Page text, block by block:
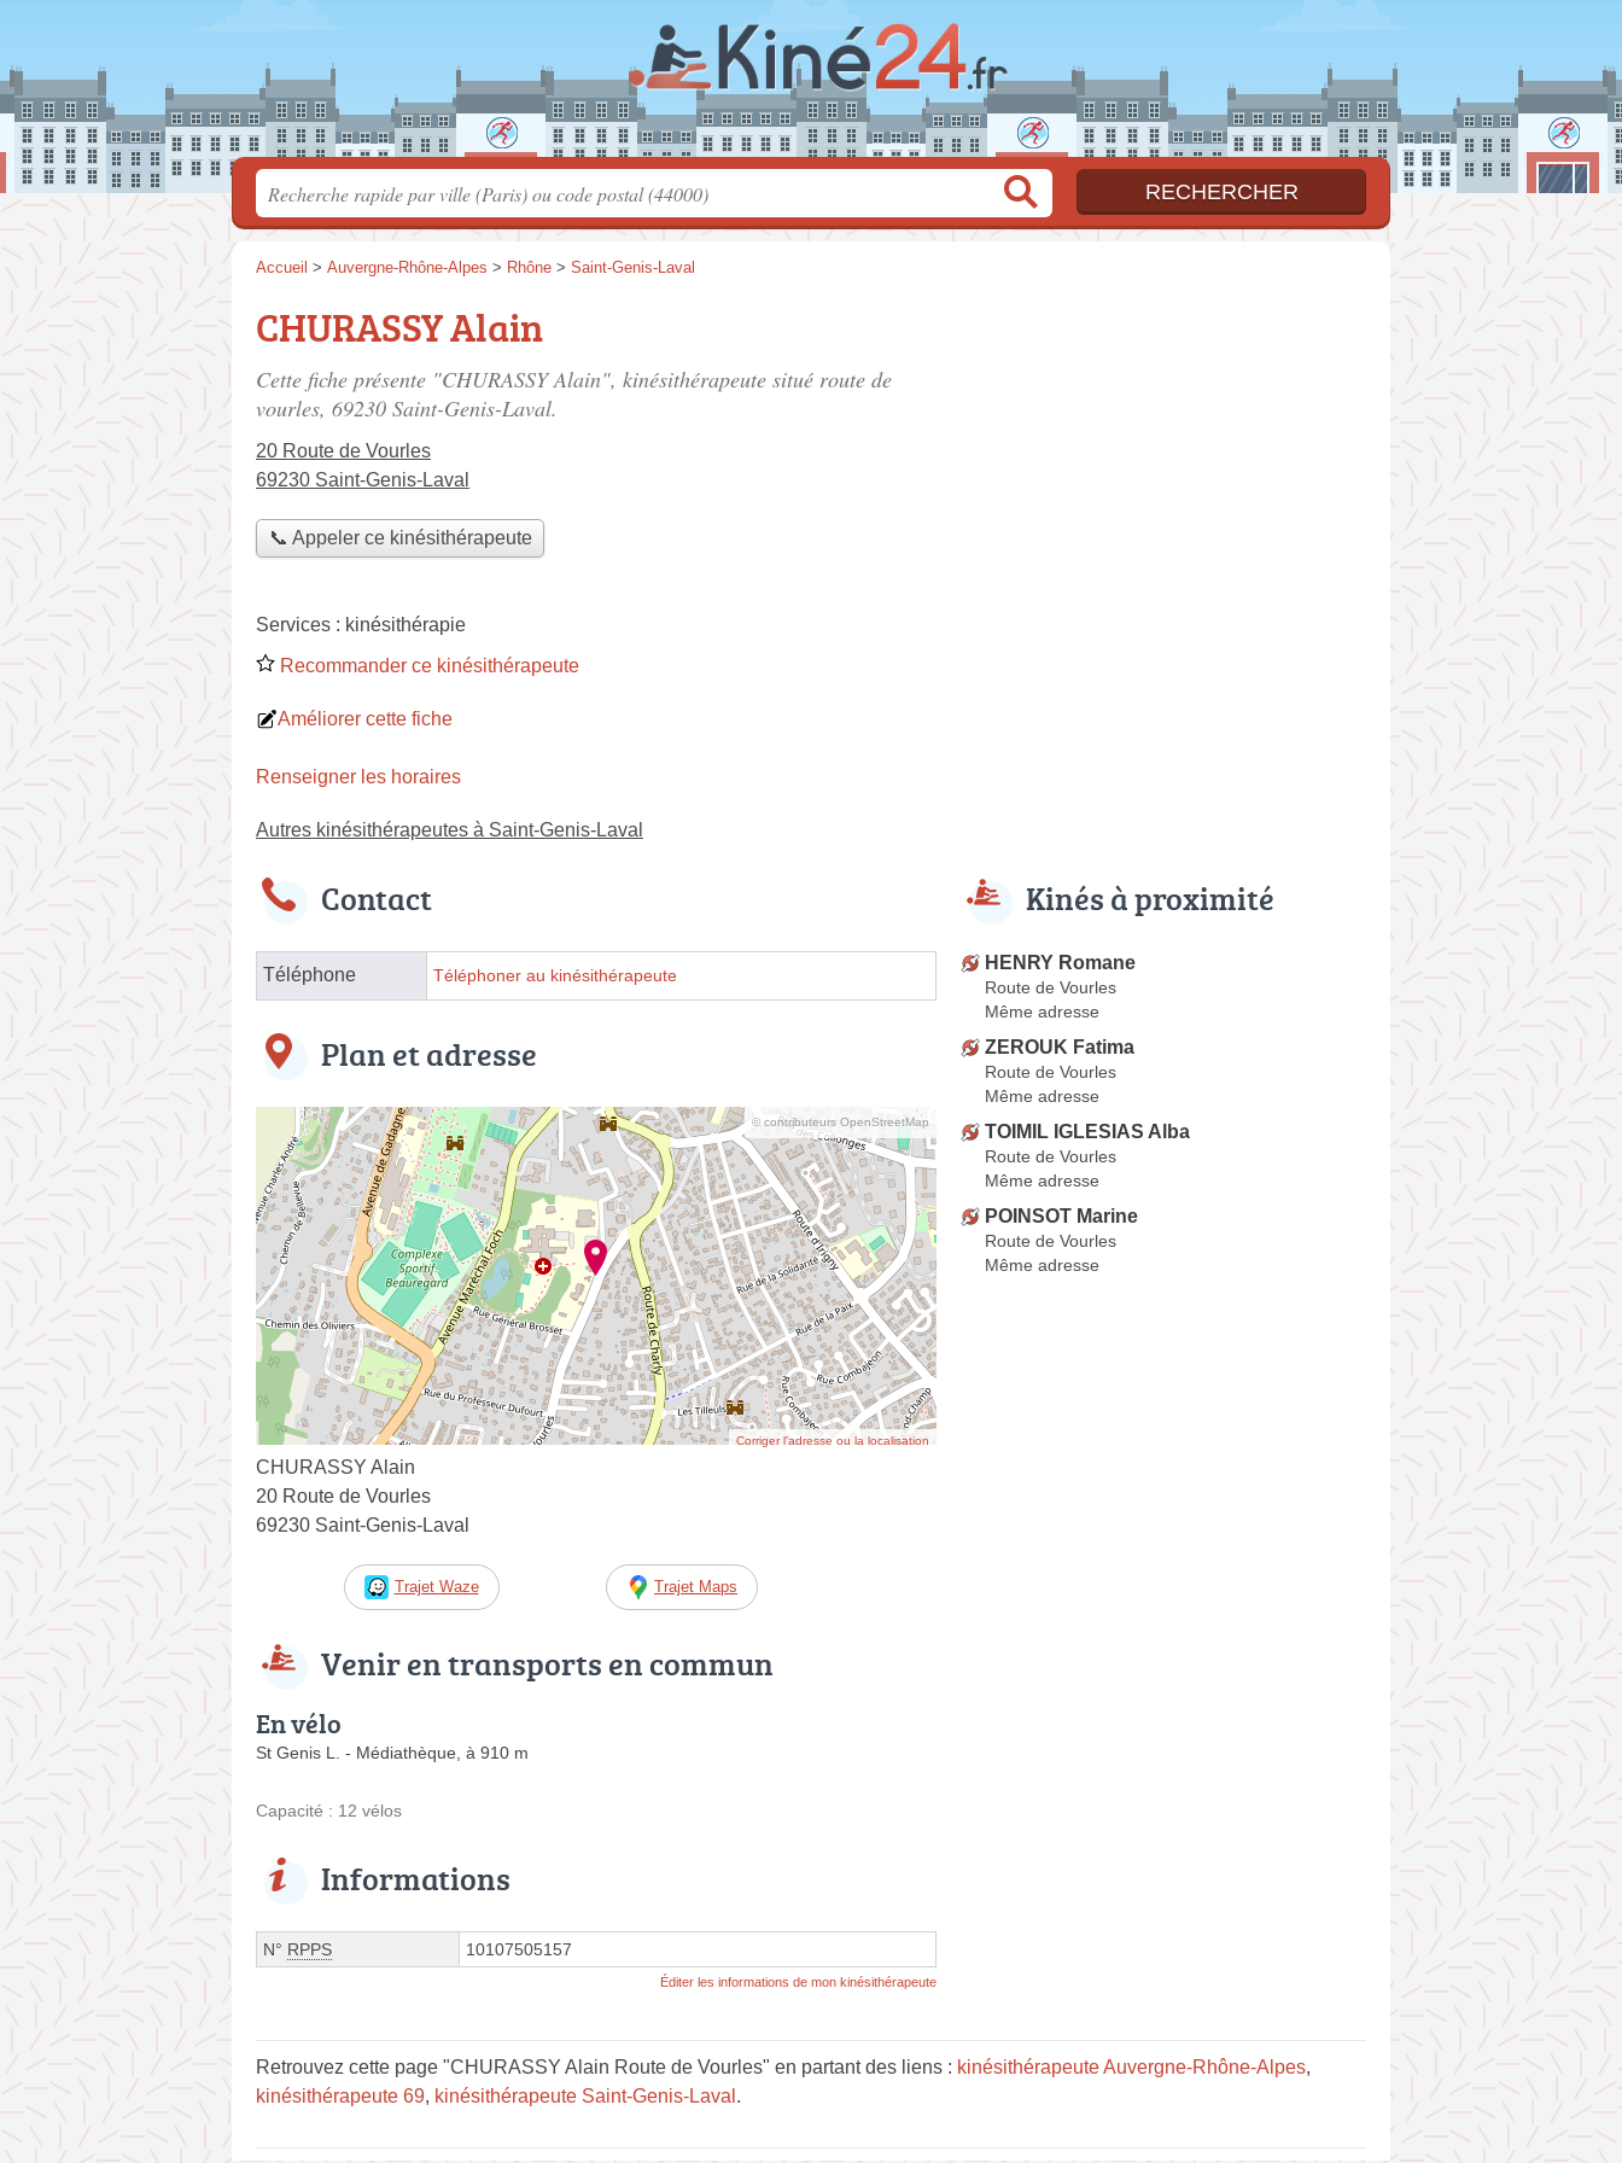
Accueil > Auvergne-Rhône-Alpes > Rhône > Saint-Genis-Laval
CHURASSY Alain
Cette fiche présente "CHURASSY Alain", kinésithérapeute situé route de
vourles, 69230 Saint-Genis-Laval.
20 Route de Vourles
69230 Saint-Genis-Laval
📞 Appeler ce kinésithérapeute
Services : kinésithérapie
Recommander ce kinésithérapeute
Améliorer cette fiche
Renseigner les horaires
Autres kinésithérapeutes à Saint-Genis-Laval
Contact
Téléphone Téléphoner au kinésithérapeute
Plan et adresse
© contributeurs OpenStreetMap
Corriger l’adresse ou la localisation
CHURASSY Alain
20 Route de Vourles
69230 Saint-Genis-Laval
Trajet Waze Trajet Maps
Venir en transports en commun
En vélo
St Genis L. - Médiathèque, à 910 m
Capacité : 12 vélos
Informations
N° RPPS 10107505157
Éditer les informations de mon kinésithérapeute
Kinés à proximité
HENRY Romane
Route de Vourles
Même adresse
ZEROUK Fatima
Route de Vourles
Même adresse
TOIMIL IGLESIAS Alba
Route de Vourles
Même adresse
POINSOT Marine
Route de Vourles
Même adresse
Retrouvez cette page "CHURASSY Alain Route de Vourles" en partant des liens : kinésithérapeute Auvergne-Rhône-Alpes,
kinésithérapeute 69, kinésithérapeute Saint-Genis-Laval .